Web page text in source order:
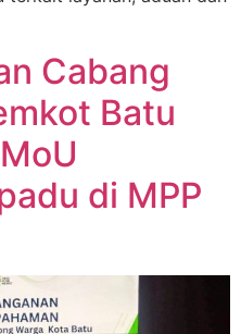
Cabang
Batu
di MPP